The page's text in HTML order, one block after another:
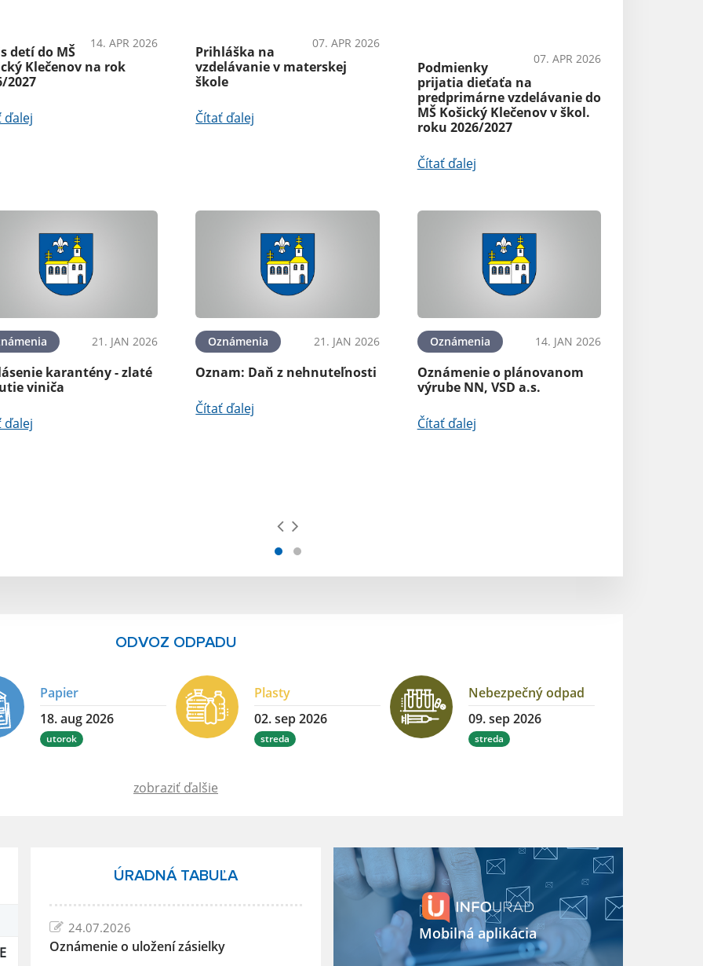
14. APR 2026
detí do MŠ
Klečenov na rok
2027
ďalej
07. APR 2026
Prihláška na
vzdelávanie v materskej
škole
Čítať ďalej
07. APR 2026
Podmienky
prijatia dieťaťa na
predprimárne vzdelávanie do
MŠ Košický Klečenov v škol.
roku 2026/2027
Čítať ďalej
21. JAN 2026
karantény - zlaté
viniča
ďalej
Oznámenia 21. JAN 2026
Oznam: Daň z nehnuteľnosti
Čítať ďalej
Oznámenia 14. JAN 2026
Oznámenie o plánovanom
výrube NN, VSD a.s.
Čítať ďalej
ODVOZ ODPADU
Papier
18. aug 2026
utorok
Plasty
02. sep 2026
streda
Nebezpečný odpad
09. sep 2026
streda
zobraziť ďalšie
ÚRADNÁ TABUĽA
24.07.2026
Oznámenie o uložení zásielky
Mobilná aplikácia